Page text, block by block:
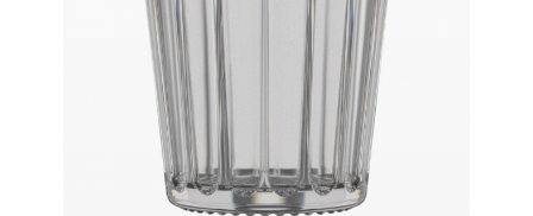
Товары для отдыха
Водоснабжение и полив
Пруды и бассейны
Спецодежда
Все для автолюбителей
Снегоуборочный инвентарь и реагенты